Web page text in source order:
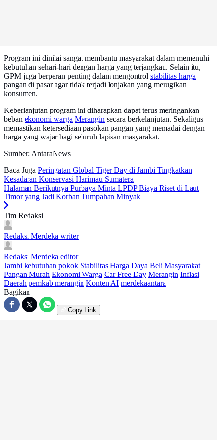
Program ini dinilai sangat membantu masyarakat dalam memenuhi
kebutuhan sehari-hari dengan harga yang terjangkau. Selain itu,
GPM juga berperan penting dalam mengontrol stabilitas harga
pangan di pasar agar tidak terjadi lonjakan yang merugikan
konsumen.
Keberlanjutan program ini diharapkan dapat terus meringankan
beban ekonomi warga Merangin secara berkelanjutan. Sekaligus
memastikan ketersediaan pasokan pangan yang memadai dengan
harga yang wajar bagi seluruh lapisan masyarakat.
Sumber: AntaraNews
Baca Juga Peringatan Global Tiger Day di Jambi Tingkatkan
Kesadaran Konservasi Harimau Sumatera
Halaman Berikutnya Purbaya Minta LPDP Biaya Riset di Laut
Timor yang Jadi Korban Tumpahan Minyak
Tim Redaksi
Redaksi Merdeka writer
Redaksi Merdeka editor
Jambi kebutuhan pokok Stabilitas Harga Daya Beli Masyarakat
Pangan Murah Ekonomi Warga Car Free Day Merangin Inflasi
Daerah pemkab merangin Konten AI merdekaantara
Bagikan
Copy Link